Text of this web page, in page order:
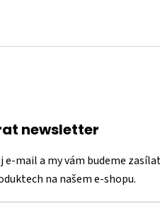
newsletter
e-mail a my vám budeme
na našem e-shopu.